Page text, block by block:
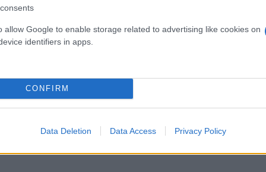
allow Google to enable storage related to advertising like cookies on
identifiers in apps.
CONFIRM
Data Deletion Data Access Privacy Policy
κοινότητες, ενώ η Χεζμπολάχ ανέλαβε την
μέρος του νότιου Λιβάνου.
ζωή σε τουλάχιστον πέντε ανθρώπους, ανάμεσά
Υγείας στη Βηρυτό, που διευκρίνισε πως
νοσοκομείου της Τεμπνίν, το οποίο
εναντίον νοσοκομείων και κέντρων υγείας».